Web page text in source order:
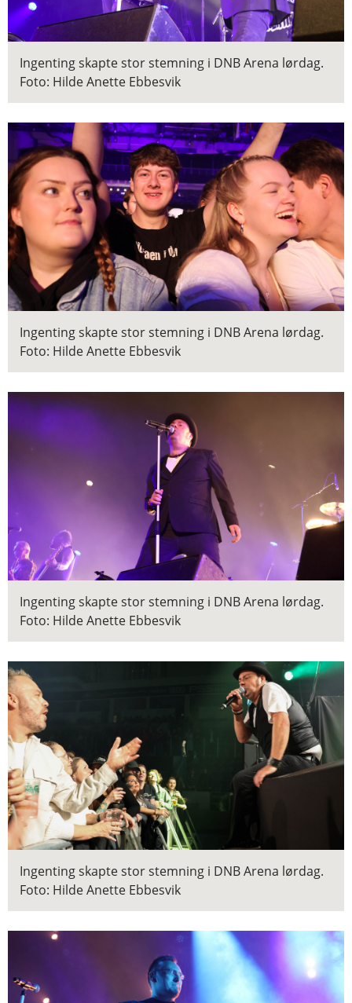
Ingenting skapte stor stemning i DNB Arena lørdag.
Foto: Hilde Anette Ebbesvik
Ingenting skapte stor stemning i DNB Arena lørdag.
Foto: Hilde Anette Ebbesvik
Ingenting skapte stor stemning i DNB Arena lørdag.
Foto: Hilde Anette Ebbesvik
Ingenting skapte stor stemning i DNB Arena lørdag.
Foto: Hilde Anette Ebbesvik